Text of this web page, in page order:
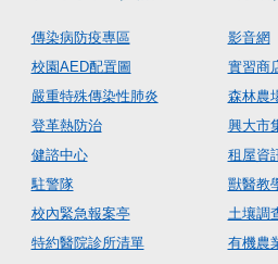
傳染病防疫專區
校園AED配置圖
嚴重特殊傳染性肺炎
登革熱防治
健諮中心
駐警隊
校內緊急報案亭
特約醫院診所清單
影音網
實習商
森林農
興大市
租屋資
獸醫教
土壤調
有機農